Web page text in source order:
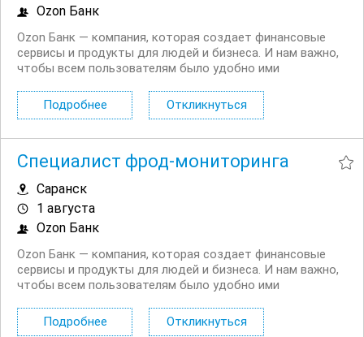
Ozon Банк
Ozon Банк — компания, которая создает финансовые
сервисы и продукты для людей и бизнеса. И нам важно,
чтобы всем пользователям было удобно ими
мониторинга (экспертов). Мы предлагаем: ДМС со
стоматологией с первого месяца работы ...
Подробнее Откликнуться
Специалист фрод-мониторинга
Саранск
1 августа
Ozon Банк
Ozon Банк — компания, которая создает финансовые
сервисы и продукты для людей и бизнеса. И нам важно,
чтобы всем пользователям было удобно ими
мониторинга. Мы предлагаем: ДМС со стоматологией с
первого месяца работы Оформление по ТК:...
Подробнее Откликнуться